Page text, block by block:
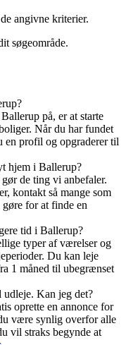
angivne kriterier.
søgeområde.
på, er at starte
Når du har fundet
en profil og opgraderer til
hjem i Ballerup?
de ting vi anbefaler.
kontakt så mange som
for at finde en
tid i Ballerup?
typer af værelser og
Du kan leje
1 måned til ubegrænset
Kan jeg det?
oprette en annonce for
være synlig overfor alle
vil straks begynde at